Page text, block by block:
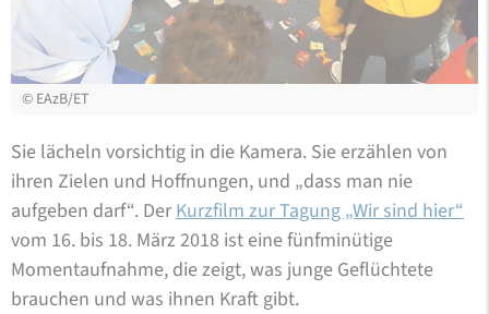
© EAzB/ET
Sie lächeln vorsichtig in die Kamera. Sie erzählen von
ihren Zielen und Hoffnungen, und „dass man nie
aufgeben darf“. Der Kurzfilm zur Tagung „Wir sind hier“
vom 16. bis 18. März 2018 ist eine fünfminütige
Momentaufnahme, die zeigt, was junge Geflüchtete
brauchen und was ihnen Kraft gibt.